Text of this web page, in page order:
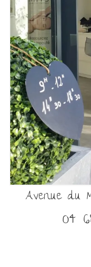
Avenue du
04